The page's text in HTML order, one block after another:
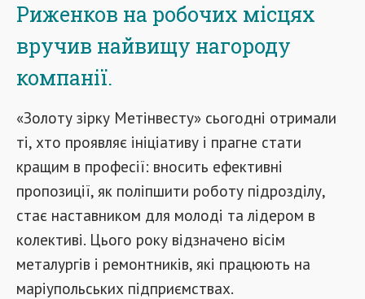
Риженков на робочих місцях
вручив найвищу нагороду
компанії.
«Золоту зірку Метінвесту» сьогодні отримали
ті, хто проявляє ініціативу і прагне стати
кращим в професії: вносить ефективні
пропозиції, як поліпшити роботу підрозділу,
стає наставником для молоді та лідером в
колективі. Цього року відзначено вісім
металургів і ремонтників, які працюють на
маріупольських підприємствах.